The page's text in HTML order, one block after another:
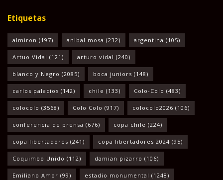
Etiquetas
almiron (197) anibal mosa (232) argentina (105)
Artuo Vidal (121) arturo vidal (240)
blanco y Negro (2085) boca juniors (148)
carlos palacios (142) chile (133) Colo-Colo (483)
colocolo (3568) Colo Colo (917) colocolo2026 (106)
conferencia de prensa (676) copa chile (224)
copa libertadores (241) copa libertadores 2024 (95)
Coquimbo Unido (112) damian pizarro (106)
Emiliano Amor (99) estadio monumental (1248)